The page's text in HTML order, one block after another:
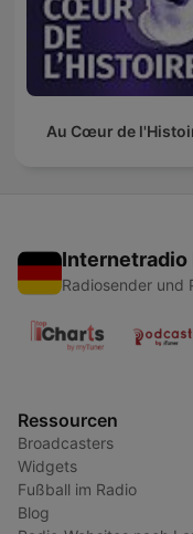
Au Cœur de
Internetradio
Radiosender und
Ressourcen
Broadcasters
Widgets
Fußball im Radio
Blog